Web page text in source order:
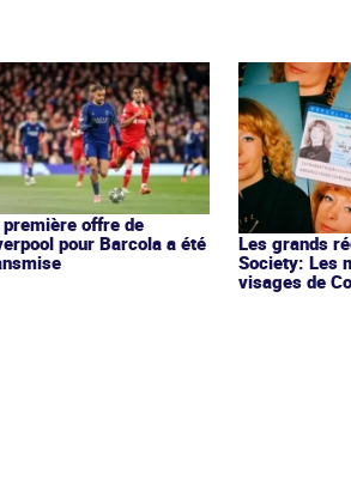
première offre de
pour Barcola a été
Les grands
Society: Les
visages de